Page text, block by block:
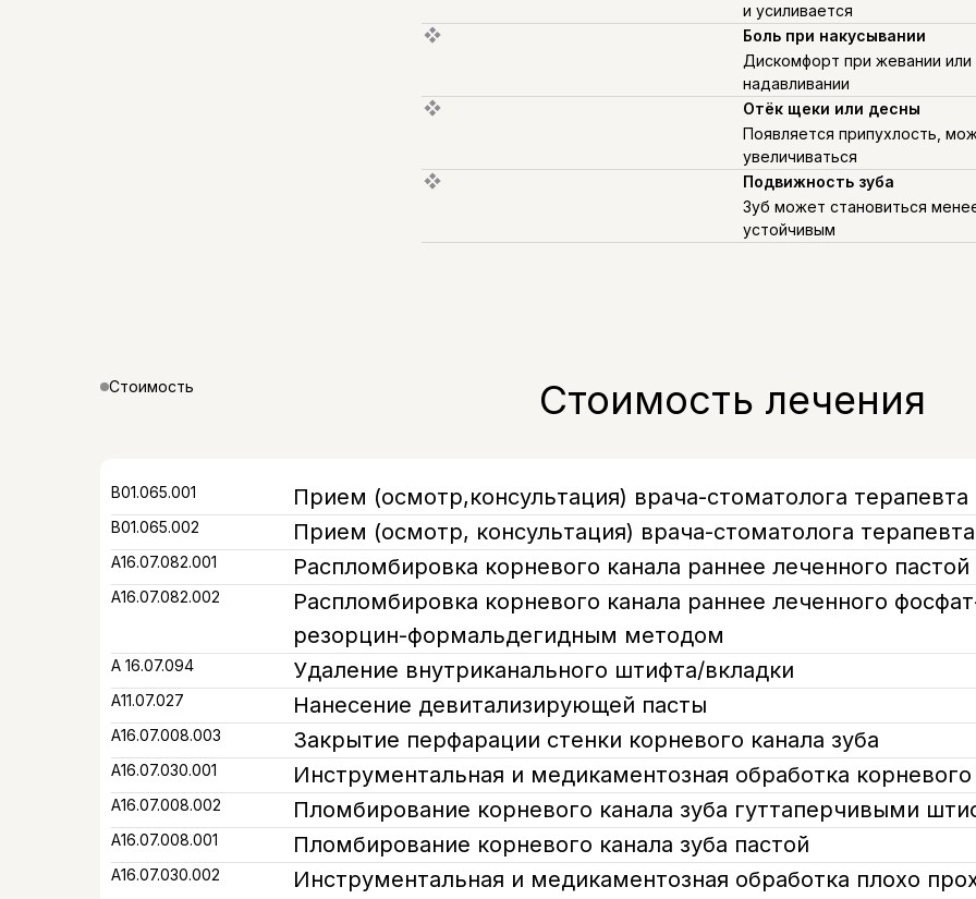
и усиливается
Боль при накусывании
Дискомфорт при жевании или
надавливании
Отёк щеки или десны
Появляется припухлость,
увеличиваться
Подвижность зуба
Зуб может становиться
устойчивым
В01.065.001 Прием (осмотр,консультация) врача-стоматолога
В01.065.002 Прием (осмотр, консультация) врача-стоматолога
А16.07.082.001 Распломбировка корневого канала раннее леченного пастой
А16.07.082.002
Распломбировка корневого канала раннее леченного
резорцин-формальдегидным методом
А 16.07.094 Удаление внутриканального штифта/вкладки
A11.07.027 Нанесение девитализирующей пасты
А16.07.008.003 Закрытие перфарации стенки корневого канала зуба
A16.07.030.001 Инструментальная и медикаментозная обработка корневого
А16.07.008.002 Пломбирование корневого канала зуба гуттаперчивыми
А16.07.008.001 Пломбирование корневого канала зуба пастой
A16.07.030.002
Инструментальная и медикаментозная обработка плохо
Стоимость Стоимость лечения